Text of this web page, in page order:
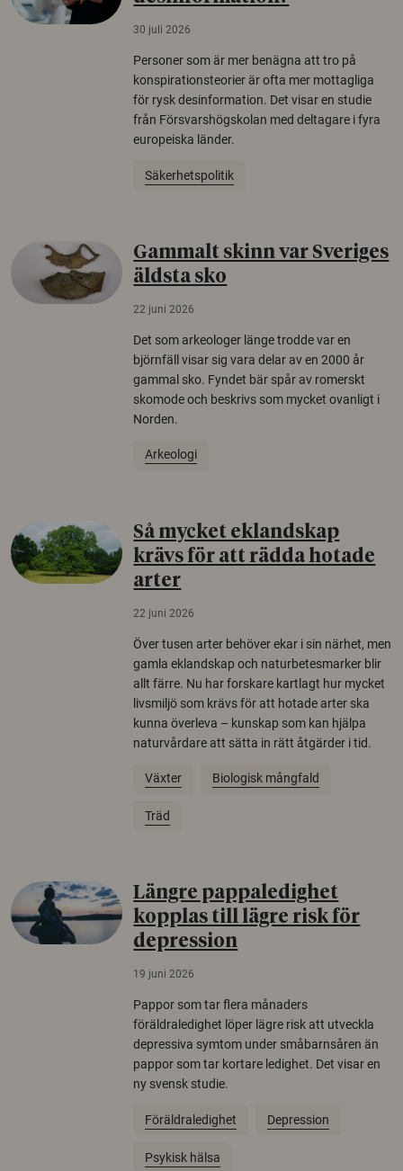
30 juli 2026
Personer som är mer benägna att tro på
konspirationsteorier är ofta mer mottagliga
för rysk desinformation. Det visar en studie
från Försvarshögskolan med deltagare i fyra
europeiska länder.
Säkerhetspolitik
Gammalt skinn var Sveriges
äldsta sko
22 juni 2026
Det som arkeologer länge trodde var en
björnfäll visar sig vara delar av en 2000 år
gammal sko. Fyndet bär spår av romerskt
skomode och beskrivs som mycket ovanligt i
Norden.
Arkeologi
Så mycket eklandskap
krävs för att rädda hotade
arter
22 juni 2026
Över tusen arter behöver ekar i sin närhet, men
gamla eklandskap och naturbetesmarker blir
allt färre. Nu har forskare kartlagt hur mycket
livsmiljö som krävs för att hotade arter ska
kunna överleva – kunskap som kan hjälpa
naturvårdare att sätta in rätt åtgärder i tid.
Växter Biologisk mångfald
Träd
Längre pappaledighet
kopplas till lägre risk för
depression
19 juni 2026
Pappor som tar flera månaders
föräldraledighet löper lägre risk att utveckla
depressiva symtom under småbarnsåren än
pappor som tar kortare ledighet. Det visar en
ny svensk studie.
Föräldraledighet Depression
Psykisk hälsa